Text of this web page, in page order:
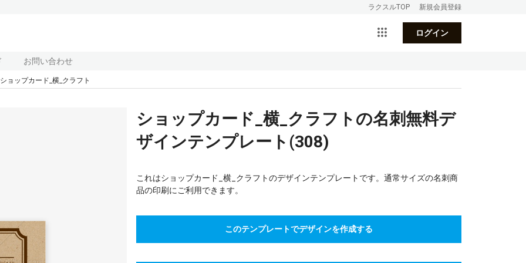
ラクスルTOP 新規会員登録
ログイン
お問い合わせ
ショップカード_横_クラフト
ショップカード_横_クラフトの名刺無料デ
ザインテンプレート(308)
これはショップカード_横_クラフトのデザインテンプレートです。通常サイズの名刺商
品の印刷にご利用できます。
このテンプレートでデザインを作成する